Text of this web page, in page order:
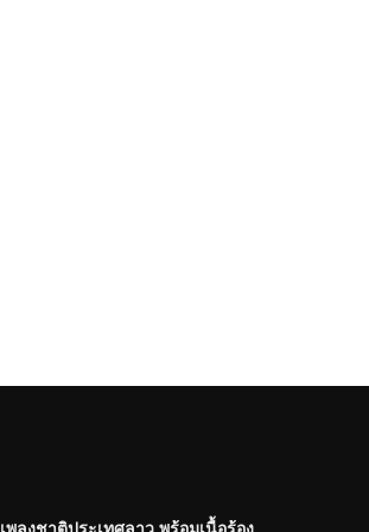
เพลงชาติประเทศลาว พร้อมเนื้อร้อง